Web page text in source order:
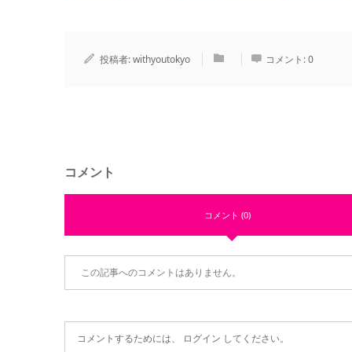
投稿者:withyoutokyo コメント:0
コメント
コメント (0)
この記事へのコメントはありません。
コメントするためには、 ログイン してください。